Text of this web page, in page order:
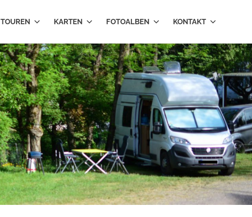
TOUREN KARTEN FOTOALBEN KONTAKT